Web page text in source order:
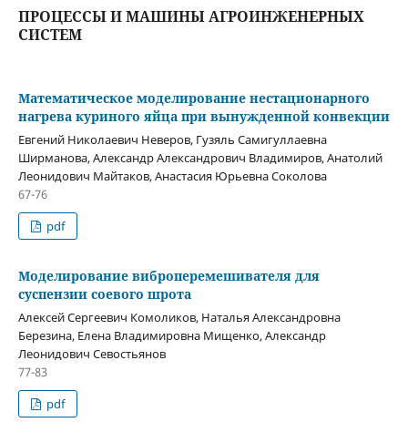
ПРОЦЕССЫ И МАШИНЫ АГРОИНЖЕНЕРНЫХ
СИСТЕМ
Математическое моделирование нестационарного
нагрева куриного яйца при вынужденной конвекции
Евгений Николаевич Неверов, Гузяль Самигуллаевна
Ширманова, Александр Александрович Владимиров, Анатолий
Леонидович Майтаков, Анастасия Юрьевна Соколова
67-76
pdf
Моделирование виброперемешивателя для
суспензии соевого шрота
Алексей Сергеевич Комоликов, Наталья Александровна
Березина, Елена Владимировна Мищенко, Александр
Леонидович Севостьянов
77-83
pdf